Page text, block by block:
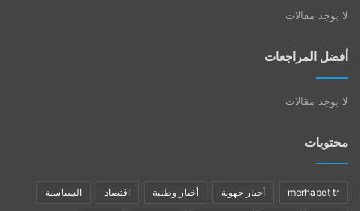
لا يوجد مقالات
أفضل المراجعات
لا يوجد مقالات
محتويات
merhabet tr أخبار جهوية أخبار وطنية اقتصاد السياسية